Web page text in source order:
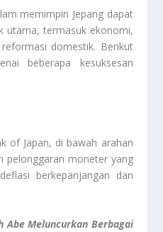
memimpin Jepang dapat
utama, termasuk ekonomi,
domestik. Berikut
beberapa kesuksesan
of Japan, di bawah arahan
pelonggaran moneter yang
berkepanjangan dan
Abe Meluncurkan Berbagai